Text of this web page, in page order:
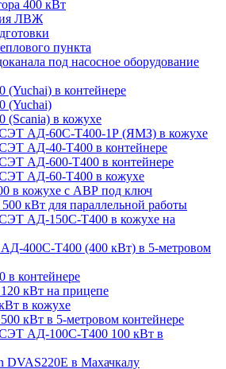
400 кВт
ЛВЖ
пункта
под насосное оборудование
в контейнере
(Yuchai)
в кожухе
СЭТ АД-60С-Т400-1Р (ЯМЗ) в кожухе
АД-40-Т400 в контейнере
АД-600-Т400 в контейнере
СЭТ АД-60-Т400 в кожухе
в кожухе с АВР под ключ
кВт для параллельной работы
СЭТ АД-150С-Т400 в кожухе на
400С-Т400 (400 кВт) в 5-метровом
контейнере
кВт на прицепе
в кожухе
кВт в 5-метровом контейнере
СЭТ АД-100С-Т400 100 кВт в
DVAS220E в Махачкалу